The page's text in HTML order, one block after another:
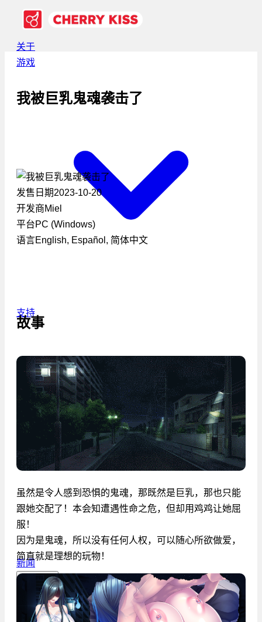
关于
游戏
支持
新闻
简体中文
我被巨乳鬼魂袭击了
发售日期2023-10-20
开发商Miel
平台PC (Windows)
语言English, Español, 简体中文
故事
虽然是令人感到恐惧的鬼魂，那既然是巨乳，那也只能
跟她交配了！本会知遭遇性命之危，但却用鸡鸡让她屈
服！
因为是鬼魂，所以没有任何人权，可以随心所欲做爱，
简直就是理想的玩物！